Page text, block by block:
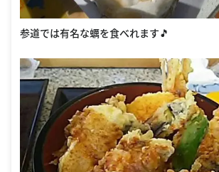
参道では有名な蠣を食べれます🎵